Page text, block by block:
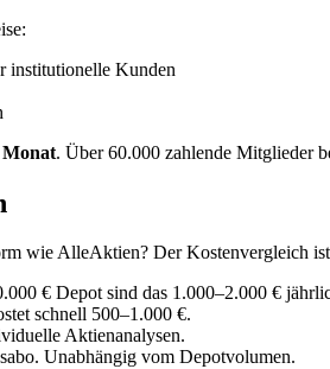
institutionelle Kunden
Monat. Über 60.000 zahlende Mitglieder
wie AlleAktien? Der Kostenvergleich
€ Depot sind das 1.000–2.000 €
schnell 500–1.000 €.
Aktienanalysen.
Unabhängig vom Depotvolumen.